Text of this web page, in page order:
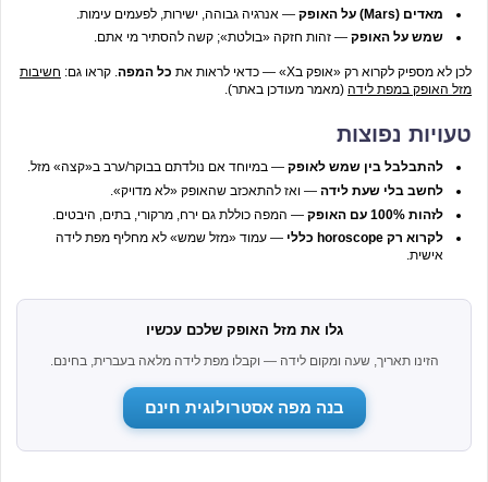
מאדים (Mars) על האופק
— אנרגיה גבוהה, ישירות, לפעמים עימות.
שמש על האופק — זהות חזקה «בולטת»; קשה להסתיר מי אתם.
לכן לא מספיק לקרוא רק «אופק בX» — כדאי לראות את כל המפה. קראו גם: חשיבות
מזל האופק במפת לידה (מאמר מעודכן באתר).
טעויות נפוצות
להתבלבל בין שמש לאופק — במיוחד אם נולדתם בבוקר/ערב ב«קצה» מזל.
לחשב בלי שעת לידה — ואז להתאכזב שהאופק «לא מדויק».
לזהות 100% עם האופק
— המפה כוללת גם ירח, מרקורי, בתים, היבטים.
לקרוא רק horoscope כללי
— עמוד «מזל שמש» לא מחליף מפת לידה
אישית.
גלו את מזל האופק שלכם עכשיו
הזינו תאריך, שעה ומקום לידה — וקבלו מפת לידה מלאה בעברית, בחינם.
בנה מפה אסטרולוגית חינם